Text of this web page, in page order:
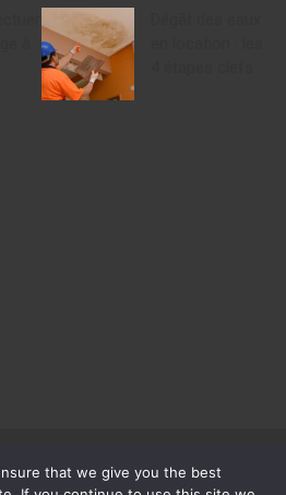
un meilleur avenir du monde de
l'internet
that we give you the best